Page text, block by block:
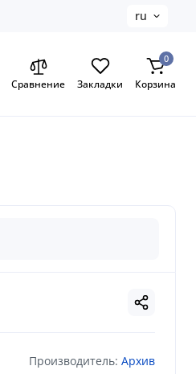
ru
Сравнение Закладки
0
Корзина
Производитель: Архив